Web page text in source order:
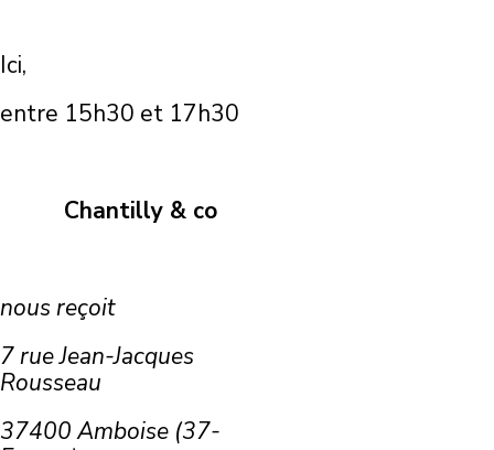
Ici,
entre 15h30 et 17h30
Chantilly & co
nous reçoit
7 rue Jean-Jacques
Rousseau
37400 Amboise (37-